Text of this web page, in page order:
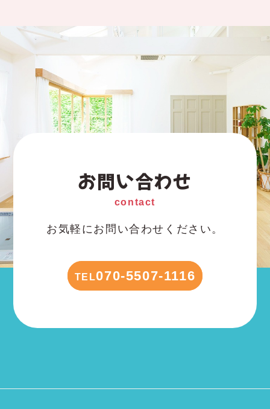
お問い合わせ
contact
お気軽にお問い合わせください。
TEL070-5507-1116